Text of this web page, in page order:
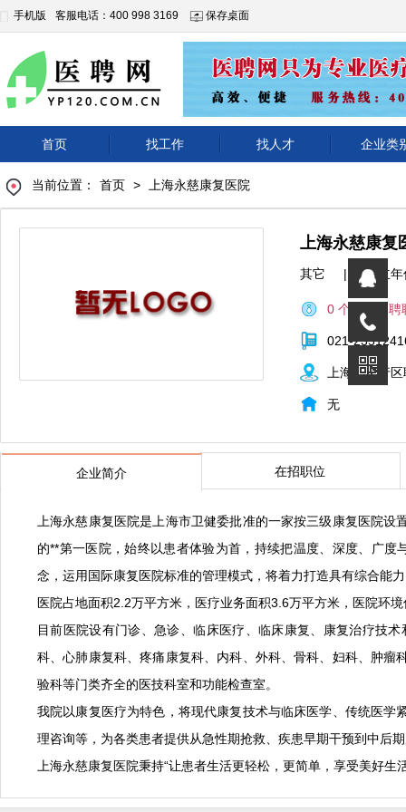
手机版 客服电话：400 998 3169 保存桌面
首页 找工作 找人才 企业类
当前位置： 首页 > 上海永慈康复医院
上海永慈康复
其它 | 成立
0 个正在招聘
021-
上海市闵行
无
企业简介 在招职位
上海永慈康复医院是上海市卫健委批准的一家按三级康复医院
的**第一医院，始终以患者体验为首，持续把温度、深度、广度
念，运用国际康复医院标准的管理模式，将着力打造具有综合能
医院占地面积2.2万平方米，医疗业务面积3.6万平方米，医院环
目前医院设有门诊、急诊、临床医疗、临床康复、康复治疗技
科、心肺康复科、疼痛康复科、内科、外科、骨科、妇科、肿
验科等门类齐全的医技科室和功能检查室。
我院以康复医疗为特色，将现代康复技术与临床医学、传统医
理咨询等，为各类患者提供从急性期抢救、疾患早期干预到中后
上海永慈康复医院秉持“让患者生活更轻松，更简单，享受美好